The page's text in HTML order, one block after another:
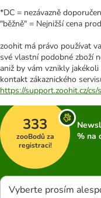
*DC = nezávazně
"běžně" = Nejnižší cena
zoohit má právo používat
své vlastní podobné zboží
aniž by vám vznikly
kontakt zákaznického
https://support.zoohit.cz/
333
zooBodů za
registraci!
% na
Vyberte prosím